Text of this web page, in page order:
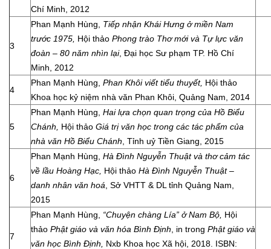
Chí Minh, 2012
3
Phan Mạnh Hùng,
Tiếp nhận Khái Hưng ở miền Nam
trước 1975, Hội thảo Phong trào Thơ mới và Tự lực văn
đoàn – 80 năm nhìn lại, Đại học Sư phạm TP. Hồ Chí
Minh, 2012
4
Phan Mạnh Hùng, Phan Khôi viết tiểu thuyết, Hội thảo
Khoa học kỷ niệm nhà văn Phan Khôi, Quảng Nam, 2014
5
Phan Mạnh Hùng, Hai lựa chọn quan trọng của Hồ Biểu
Chánh, Hội thảo Giá trị văn học trong các tác phẩm của
nhà văn Hồ Biểu Chánh , Tỉnh uỷ Tiền Giang, 2015
6
Phan Mạnh Hùng, Hà Đình Nguyễn Thuật và thơ cảm tác
về lầu Hoàng Hạc, Hội thảo Hà Đình Nguyễn Thuật –
danh nhân văn hoá , Sở VHTT & DL tỉnh Quảng Nam,
2015
7
Phan Mạnh Hùng, “Chuyện chàng Lía” ở Nam Bộ, Hội
thảo Phật giáo và văn hóa Bình Định , in trong Phật giáo và
văn học Bình Định, Nxb Khoa học Xã hội, 2018. ISBN: